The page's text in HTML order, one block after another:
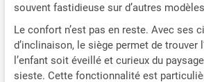
souvent fastidieuse sur d’autres
Le confort n’est pas en reste. Avec ses
d’inclinaison, le siège permet de trouver
l’enfant soit éveillé et curieux du
sieste. Cette fonctionnalité est